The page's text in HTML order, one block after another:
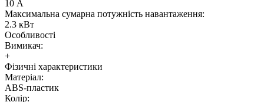
10 А
Максимальна сумарна потужність навантаження:
2.3 кВт
Особливості
Вимикач:
+
Фізичні характеристики
Матеріал:
ABS-пластик
Колір: